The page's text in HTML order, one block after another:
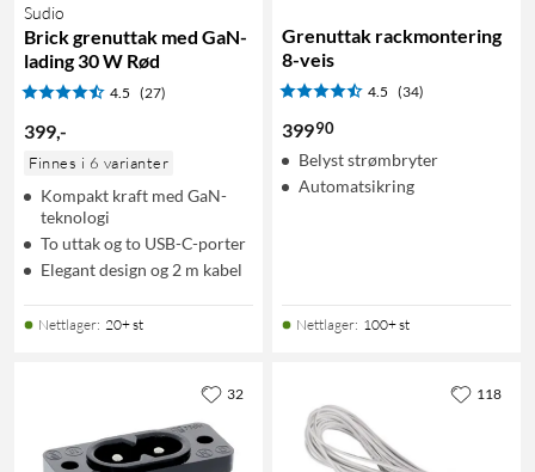
Sudio
Brick grenuttak med GaN-
lading 30 W Rød
4.5 (27)
399,-
Finnes i 6 varianter
Kompakt kraft med GaN-
teknologi
To uttak og to USB-C-porter
Elegant design og 2 m kabel
Nettlager: 20+ st
Grenuttak rackmontering
8-veis
4.5 (34)
39990
Belyst strømbryter
Automatsikring
Nettlager: 100+ st
32 118